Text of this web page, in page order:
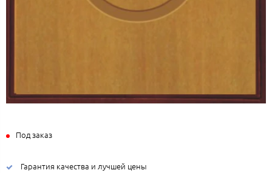
Под заказ
Гарантия качества и лучшей цены